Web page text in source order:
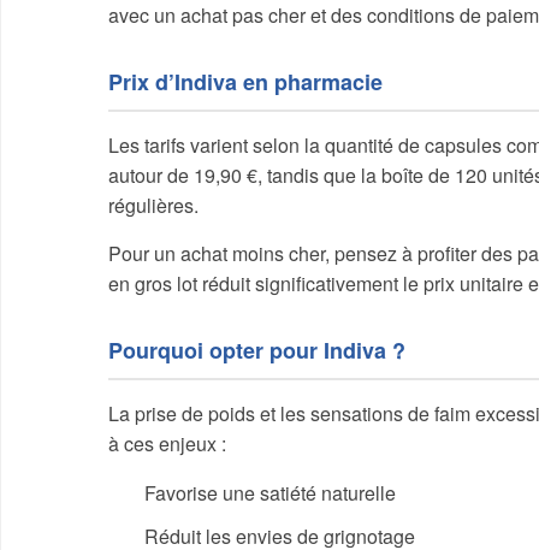
avec un achat pas cher et des conditions de
Prix d’Indiva en pharmacie
Les tarifs varient selon la quantité de capsules
autour de 19,90 €, tandis que la boîte de 120
régulières.
Pour un achat moins cher, pensez à profiter des
en gros lot réduit significativement le prix unitaire
Pourquoi opter pour Indiva ?
La prise de poids et les sensations de faim
à ces enjeux :
Favorise une satiété naturelle
Réduit les envies de grignotage